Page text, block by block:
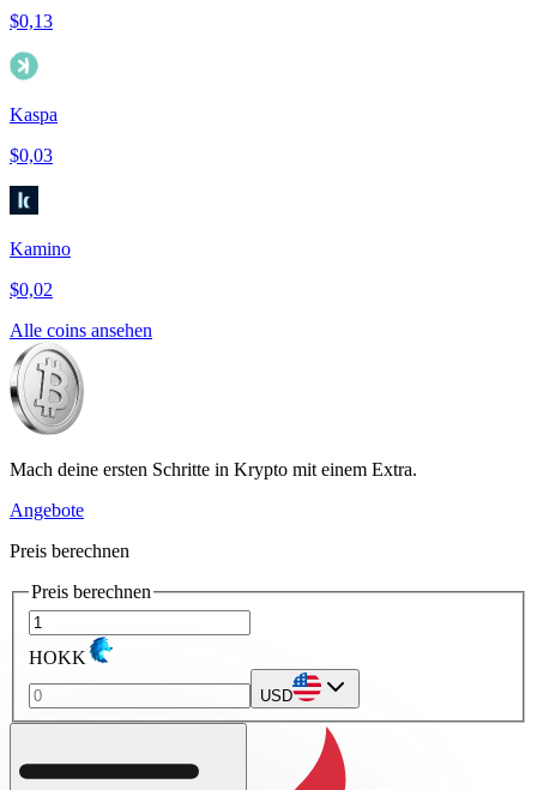
$0,13
Kaspa
$0,03
Kamino
$0,02
Alle coins ansehen
Mach deine ersten Schritte in Krypto mit einem Extra.
Angebote
Preis berechnen
Preis berechnen
HOKK
USD